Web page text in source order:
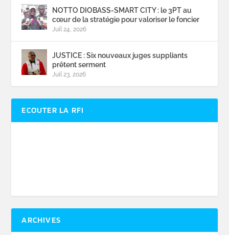
NOTTO DIOBASS-SMART CITY : le 3PT au
cœur de la stratégie pour valoriser le foncier
Juil 24, 2026
JUSTICE : Six nouveaux juges suppliants
prêtent serment
Juil 23, 2026
ECOUTER LA RFI
ARCHIVES